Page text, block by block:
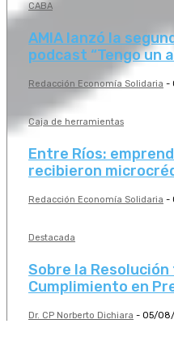
CABA
AMIA lanzó la
podcast “Tengo un
Redacción Economía Solidaria -
Caja de herramientas
Entre Ríos:
recibieron
Redacción Economía Solidaria -
Destacada
Sobre la Resolución
Cumplimiento en
Dr. CP Norberto Dichiara - 05/